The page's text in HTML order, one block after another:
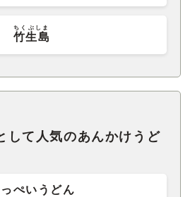
竹生島
ちくぶしま
して人気のあんかけうど
ぺいうどん